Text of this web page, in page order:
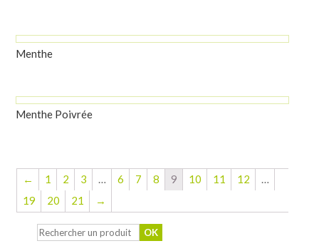
Menthe
Menthe Poivrée
← 1 2 3 … 6 7 8 9 10 11 12
…
19
20 21 →